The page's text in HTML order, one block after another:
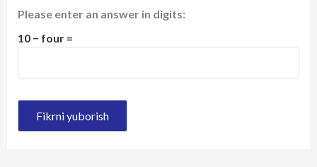
Please enter an answer in digits:
10 − four =